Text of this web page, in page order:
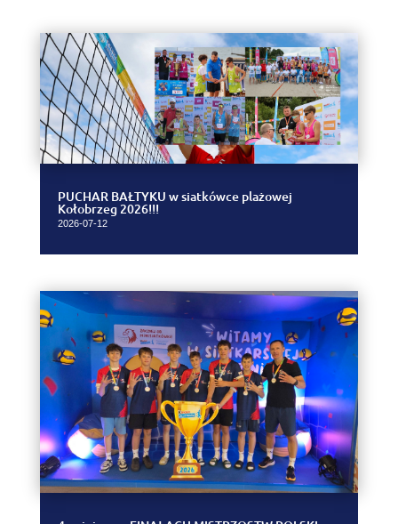
PUCHAR BAŁTYKU w siatkówce plażowej
Kołobrzeg 2026!!!
2026-07-12